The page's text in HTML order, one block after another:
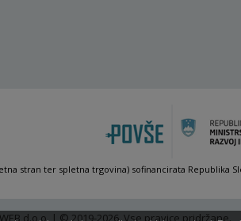
stran ter spletna trgovina) sofinancirata Republika
d.o.o. | © 2019-2026. Vse pravice pridržane.